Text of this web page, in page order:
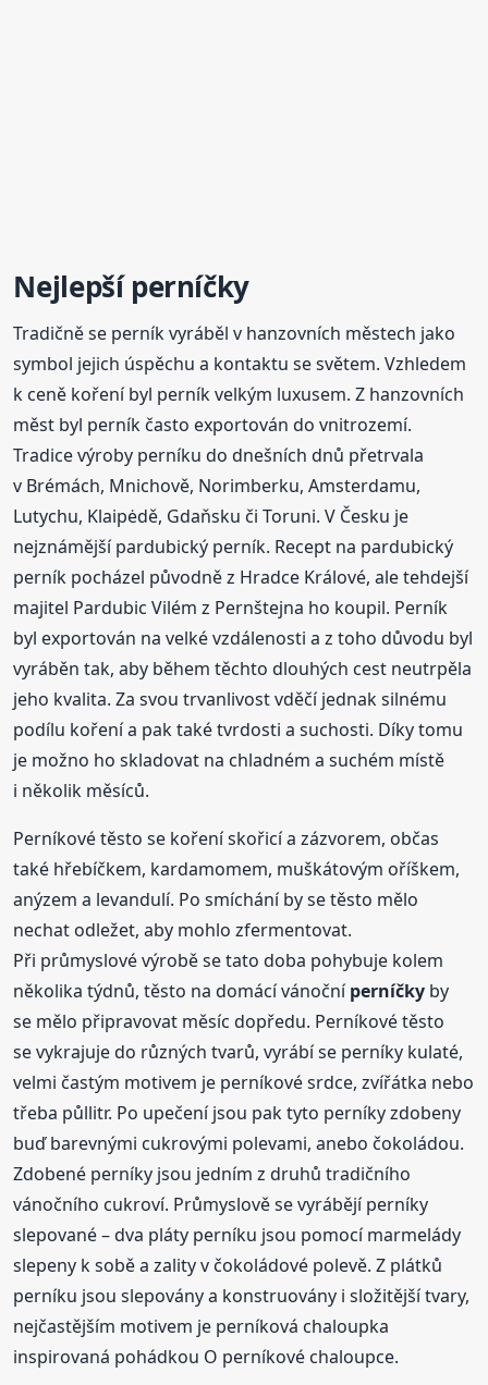
Nejlepšíperníčky
Tradičně se perník vyráběl v hanzovních městech jako
symbol jejich úspěchu a kontaktu se světem. Vzhledem
k ceně koření byl perník velkým luxusem. Z hanzovních
měst byl perník často exportován do vnitrozemí.
Tradice výroby perníku do dnešních dnů přetrvala
v Brémách, Mnichově, Norimberku, Amsterdamu,
Lutychu, Klaipėdě, Gdaňsku či Toruni. V Česku je
nejznámější pardubický perník. Recept na pardubický
perník pocházel původně z Hradce Králové, ale tehdejší
majitel Pardubic Vilém z Pernštejna ho koupil. Perník
byl exportován na velké vzdálenosti a z toho důvodu byl
vyráběn tak, aby během těchto dlouhých cest neutrpěla
jeho kvalita. Za svou trvanlivost vděčí jednak silnému
podílu koření a pak také tvrdosti a suchosti. Díky tomu
je možno ho skladovat na chladném a suchém místě
i několik měsíců.
Perníkové těsto se koření skořicí a zázvorem, občas
také hřebíčkem, kardamomem, muškátovým oříškem,
anýzem a levandulí. Po smíchání by se těsto mělo
nechat odležet, aby mohlo zfermentovat.
Při průmyslové výrobě se tato doba pohybuje kolem
několika týdnů, těsto na domácí vánočníperníčky by
se mělo připravovat měsíc dopředu. Perníkové těsto
se vykrajuje do různých tvarů, vyrábí se perníky kulaté,
velmi častým motivem je perníkové srdce, zvířátka nebo
třeba půllitr. Po upečení jsou pak tyto perníky zdobeny
buď barevnými cukrovými polevami, anebo čokoládou.
Zdobené perníky jsou jedním z druhů tradičního
vánočního cukroví. Průmyslově se vyrábějí perníky
slepované – dva pláty perníku jsou pomocí marmelády
slepeny k sobě a zality v čokoládové polevě. Z plátků
perníku jsou slepovány a konstruovány i složitější tvary,
nejčastějším motivem je perníková chaloupka
inspirovaná pohádkou O perníkové chaloupce.